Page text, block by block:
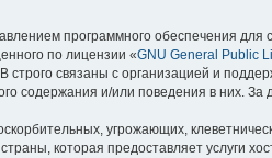
программного обеспечения
по лицензии «GNU General Public
строго связаны с организацией и
содержания и/или поведения в них.
угрожающих,
которая предоставляет услуги